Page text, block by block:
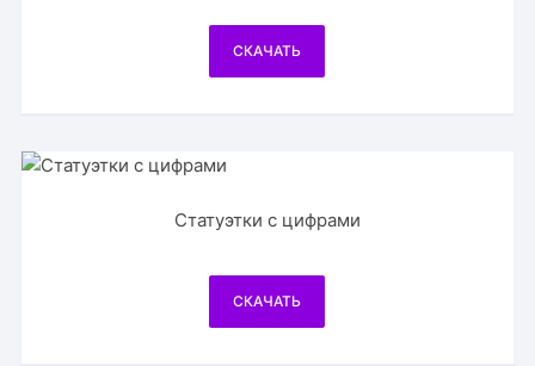
СКАЧАТЬ
Статуэтки с цифрами
СКАЧАТЬ